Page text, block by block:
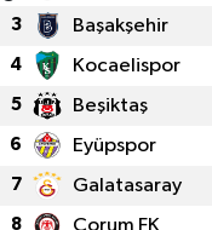
3 Başakşehir
4 Kocaelispor
5 Beşiktaş
6 Eyüpspor
7 Galatasaray
8 Çorum FK